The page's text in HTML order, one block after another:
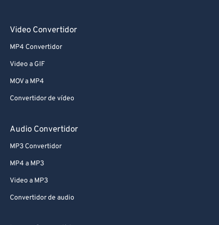
Video Convertidor
MP4 Convertidor
Video a GIF
MOV a MP4
Convertidor de vídeo
Audio Convertidor
MP3 Convertidor
MP4 a MP3
Video a MP3
Convertidor de audio